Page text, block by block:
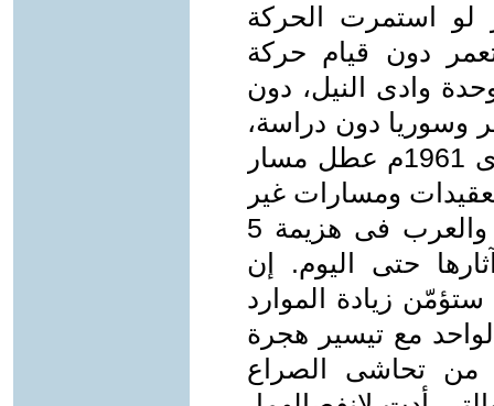
لو استمرت الحركة
دون قيام حركة
وادى النيل، دون
وسوريا دون دراسة،
بدأت 1958م وانتهت بانفصال مأساوى 1961م عطل مسار
ومسارات غير
منطقية تم من خلالها اصطياد مصر والعرب فى هزيمة 5
آثارها حتى اليوم. إن
زيادة الموارد
مع تيسير هجرة
من تحاشى الصراع